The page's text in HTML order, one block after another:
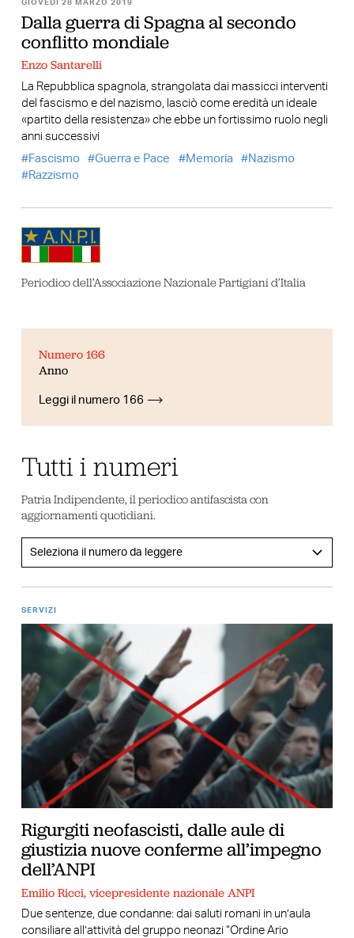
GIOVEDÌ 28 MARZO 2019
Dalla guerra di Spagna al secondo
conflitto mondiale
Enzo Santarelli
La Repubblica spagnola, strangolata dai massicci interventi
del fascismo e del nazismo, lasciò come eredità un ideale
«partito della resistenza» che ebbe un fortissimo ruolo negli
anni successivi
Fascismo
Guerra e Pace Memoria
Nazismo
Razzismo
Periodico dell’Associazione Nazionale Partigiani d’Italia
Numero 166
Anno
Leggi il numero 166
Tutti i numeri
Patria Indipendente, il periodico antifascista con
aggiornamenti quotidiani.
SERVIZI
Rigurgiti neofascisti, dalle aule di
giustizia nuove conferme all’impegno
dell’ANPI
Emilio Ricci, vicepresidente nazionale ANPI
Due sentenze, due condanne: dai saluti romani in un’aula
consiliare all’attività del gruppo neonazi “Ordine Ario